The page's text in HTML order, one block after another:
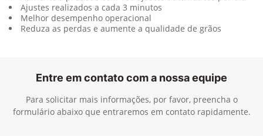
Ajustes realizados a cada 3 minutos
Melhor desempenho operacional
Reduza as perdas e aumente a qualidade de grãos
Entre em contato com a nossa equipe
Para solicitar mais informações, por favor, preencha o
formulário abaixo que entraremos em contato rapidamente.